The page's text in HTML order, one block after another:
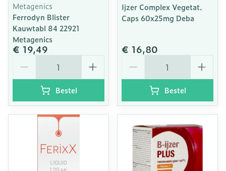
Metagenics
Ferrodyn Blister
Kauwtabl 84 22921
Metagenics
€ 19,49
Bestel
Ijzer Complex Vegetat.
Caps 60x25mg Deba
€ 16,80
Bestel